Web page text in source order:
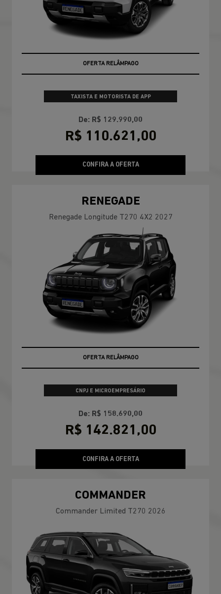
OFERTA RELÂMPAGO
TAXISTA E MOTORISTA DE APP
De: R$ 129.990,00
R$ 110.621,00
CONFIRA A OFERTA
RENEGADE
Renegade Longitude T270 4X2 2027
OFERTA RELÂMPAGO
CNPJ E MICROEMPRESÁRIO
De: R$ 158.690,00
R$ 142.821,00
CONFIRA A OFERTA
COMMANDER
Commander Limited T270 2026